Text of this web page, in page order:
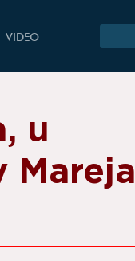
VIDEO
u
Mareja